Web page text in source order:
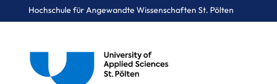
Hochschule für Angewandte Wissenschaften St. Pölten